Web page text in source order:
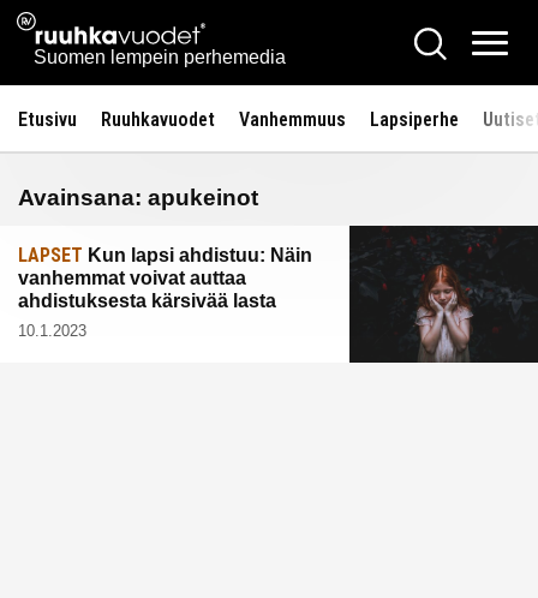
Siirry
sisältöön
Ruuhkavuodet.fi
Suomen lempein perhemedia
Hae
Etusivu Ruuhkavuodet Vanhemmuus Lapsiperhe
Avainsana: apukeinot
LAPSET Kun lapsi ahdistuu: Näin
vanhemmat voivat auttaa
ahdistuksesta kärsivää lasta
10.1.2023